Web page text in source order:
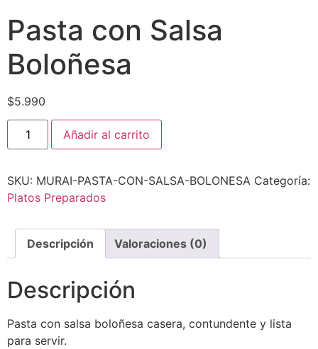
Pasta con Salsa
Boloñesa
$5.990
Añadir al carrito
SKU: MURAI-PASTA-CON-SALSA-BOLONESA Categoría:
Platos Preparados
Descripción Valoraciones (0)
Descripción
Pasta con salsa boloñesa casera, contundente y lista
para servir.